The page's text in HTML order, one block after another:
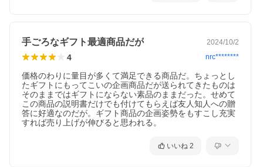
手ごろなギフト最適商品だが 2024/10/2
4 nrc********
価格のわりに量目が多くて満足できる商品だ。ちょっとし
たギフトにもってこいの企画商品だが送られてきたものは
そのままではギフトにならない素品のままだった。せめて
この商品の説明書だけでも付けてもらえば友人知人への贈
答に好適なのだが。ギフト商品の企画姿勢をもすこし充実
すれば売り上げが伸びると思われる。
いいね 2